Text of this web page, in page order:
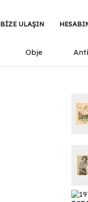
BIZE ULAŞIN
Obje